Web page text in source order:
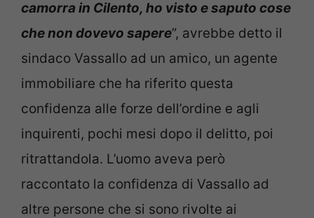
camorra in Cilento, ho visto e saputo cose
che non dovevo sapere”, avrebbe detto il
sindaco Vassallo ad un amico, un agente
immobiliare che ha riferito questa
confidenza alle forze dell’ordine e agli
inquirenti, pochi mesi dopo il delitto, poi
ritrattandola. L’uomo aveva però
raccontato la confidenza di Vassallo ad
altre persone che si sono rivolte ai